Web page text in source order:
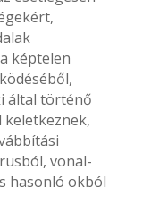
képtelen
által történő
vonal-
hasonló okból